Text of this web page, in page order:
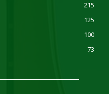
215
125
100
73